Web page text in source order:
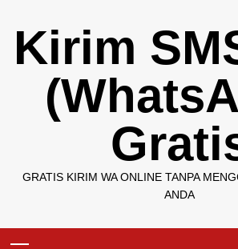
content
Kirim
GRATIS KIRIM WA ONLINE TANPA
ANDA